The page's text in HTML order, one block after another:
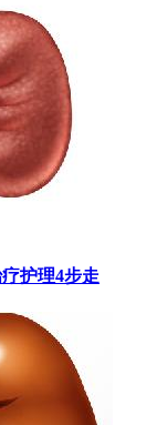
护理4步走